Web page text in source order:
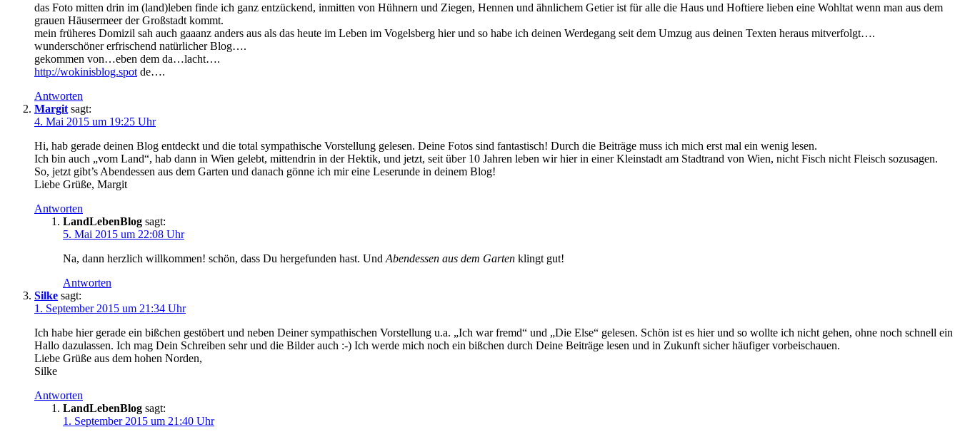
das Foto mitten drin im (land)leben finde ich ganz entzückend, inmitten von Hühnern und Ziegen, Hennen und ähnlichem Getier ist für alle die Haus und Hoftiere lieben eine Wohltat wenn man aus dem
grauen Häusermeer der Großstadt kommt.
mein früheres Domizil sah auch gaaanz anders aus als das heute im Leben im Vogelsberg hier und so habe ich deinen Werdegang seit dem Umzug aus deinen Texten heraus mitverfolgt….
wunderschöner erfrischend natürlicher Blog….
gekommen von…eben dem da…lacht….
http://wokinisblog.spot de….
Antworten
Margit sagt:
4. Mai 2015 um 19:25 Uhr
Hi, hab gerade deinen Blog entdeckt und die total sympathische Vorstellung gelesen. Deine Fotos sind fantastisch! Durch die Beiträge muss ich mich erst mal ein wenig lesen.
Ich bin auch „vom Land“, hab dann in Wien gelebt, mittendrin in der Hektik, und jetzt, seit über 10 Jahren leben wir hier in einer Kleinstadt am Stadtrand von Wien, nicht Fisch nicht Fleisch sozusagen.
So, jetzt gibt’s Abendessen aus dem Garten und danach gönne ich mir eine Leserunde in deinem Blog!
Liebe Grüße, Margit
Antworten
LandLebenBlog sagt:
5. Mai 2015 um 22:08 Uhr
Na, dann herzlich willkommen! schön, dass Du hergefunden hast. Und Abendessen aus dem Garten klingt gut!
Antworten
Silke sagt:
1. September 2015 um 21:34 Uhr
Ich habe hier gerade ein bißchen gestöbert und neben Deiner sympathischen Vorstellung u.a. „Ich war fremd“ und „Die Else“ gelesen. Schön ist es hier und so wollte ich nicht gehen, ohne noch schnell ein
Hallo dazulassen. Ich mag Dein Schreiben sehr und die Bilder auch :-) Ich werde mich noch ein bißchen durch Deine Beiträge lesen und in Zukunft sicher häufiger vorbeischauen.
Liebe Grüße aus dem hohen Norden,
Silke
Antworten
LandLebenBlog sagt:
1. September 2015 um 21:40 Uhr